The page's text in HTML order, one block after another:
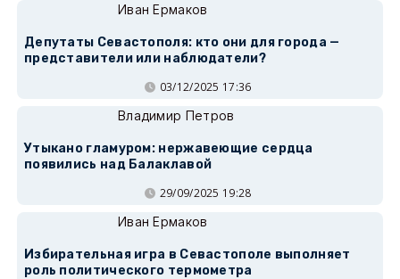
Иван Ермаков
Депутаты Севастополя: кто они для города —
представители или наблюдатели?
03/12/2025 17:36
Владимир Петров
Утыкано гламуром: нержавеющие сердца
появились над Балаклавой
29/09/2025 19:28
Иван Ермаков
Избирательная игра в Севастополе выполняет
роль политического термометра